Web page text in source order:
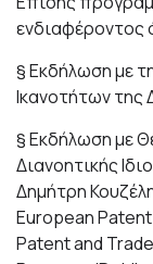
ενδιαφέροντος
§ Εκδήλωση με
Ικανοτήτων της
§ Εκδήλωση με
Διανοητικής
Δημήτρη
European
Patent and